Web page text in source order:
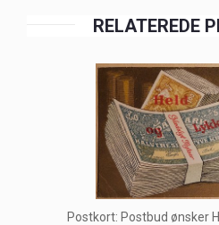
RELATEREDE
Postkort: Postbud ønsker